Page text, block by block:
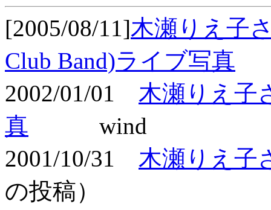
[2005/08/11]木瀬りえ子
Club Band)ライブ写真
2002/01/01 木瀬りえ子
真 wind
2001/10/31 木瀬りえ子
の投稿）